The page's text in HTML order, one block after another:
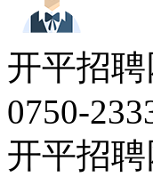
开平招
0750-
开平招聘